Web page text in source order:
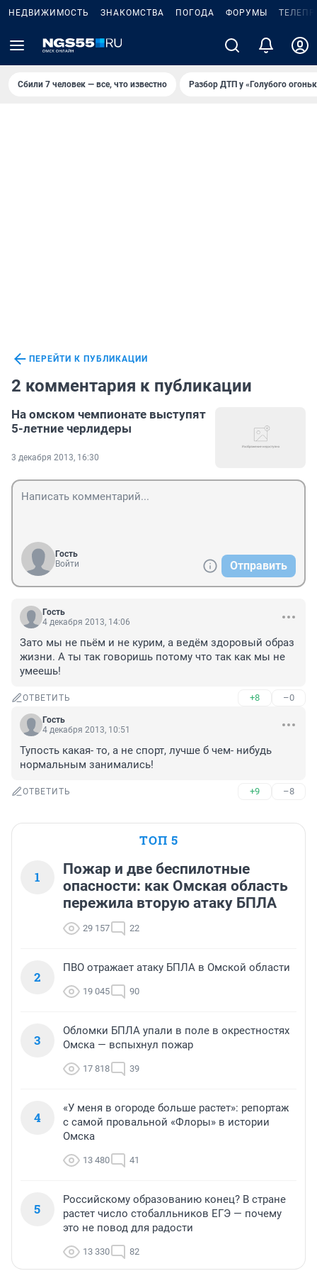
НЕДВИЖИМОСТЬ ЗНАКОМСТВА ПОГОДА ФОРУМЫ
Сбили 7 человек — все, что известно Разбор ДТП у «Голубого
ПЕРЕЙТИ К ПУБЛИКАЦИИ
2 комментария к публикации
На омском чемпионате выступят
5-летние черлидеры
3 декабря 2013, 16:30
Гость
Войти
Отправить
Гость
4 декабря 2013, 14:06
Зато мы не пьём и не курим, а ведём здоровый образ
жизни. А ты так говоришь потому что так как мы не
умеешь!
ОТВЕТИТЬ +8 –0
Гость
4 декабря 2013, 10:51
Тупость какая- то, а не спорт, лучше б чем- нибудь
нормальным занимались!
ОТВЕТИТЬ +9 –8
ТОП 5
1
Пожар и две беспилотные
опасности: как Омская область
пережила вторую атаку БПЛА
29 157 22
2
ПВО отражает атаку БПЛА в Омской области
19 045 90
3
Обломки БПЛА упали в поле в окрестностях
Омска — вспыхнул пожар
17 818 39
4
«У меня в огороде больше растет»: репортаж
с самой провальной «Флоры» в истории
Омска
13 480 41
5
Российскому образованию конец? В стране
растет число стобалльников ЕГЭ — почему
это не повод для радости
13 330 82